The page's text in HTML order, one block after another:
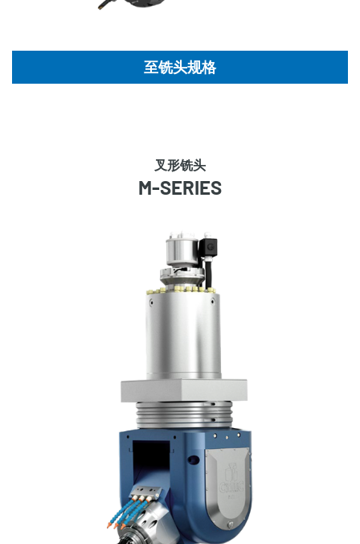
至铣头规格
叉形铣头
M-SERIES